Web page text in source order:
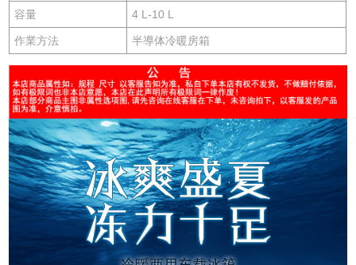
容量 4 L-10 L
作業方法 半導体冷暖房箱